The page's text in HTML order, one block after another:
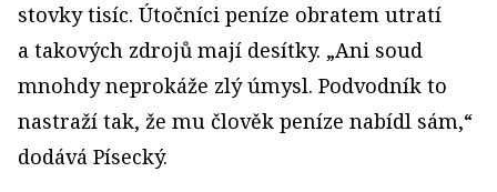
stovky tisíc. Útočníci peníze obratem utratí
a takových zdrojů mají desítky. „Ani soud
mnohdy neprokáže zlý úmysl. Podvodník to
nastraží tak, že mu člověk peníze nabídl sám,“
dodává Písecký.